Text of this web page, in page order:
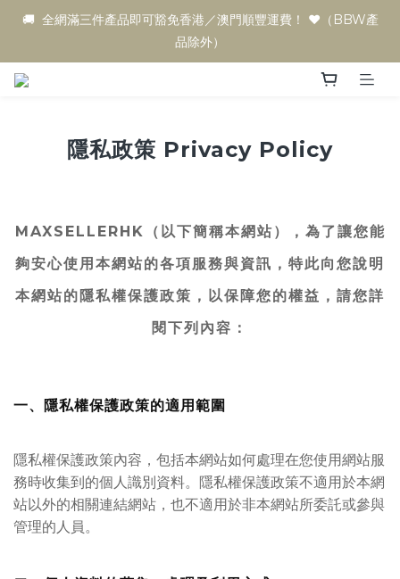
🚚  全網滿三件產品即可豁免香港／澳門順豐運費！ ♥️（BBW產
品除外）
隱私政策 Privacy Policy
MAXSELLERHK（以下簡稱本網站），為了讓您能
夠安心使用本網站的各項服務與資訊，特此向您說明
本網站的隱私權保護政策，以保障您的權益，請您詳
閱下列內容：
一、隱私權保護政策的適用範圍
隱私權保護政策內容，包括本網站如何處理在您使用網站服
務時收集到的個人識別資料。隱私權保護政策不適用於本網
站以外的相關連結網站，也不適用於非本網站所委託或參與
管理的人員。